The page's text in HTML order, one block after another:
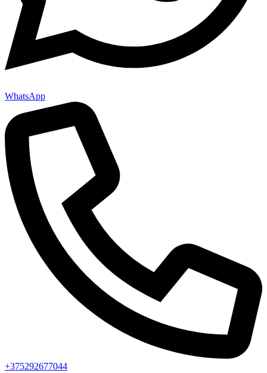
WhatsApp
+375292677044